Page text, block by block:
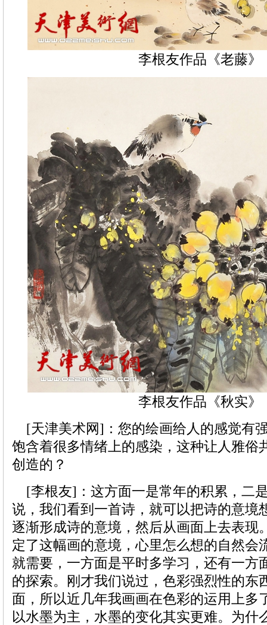
李根友作品《老藤》
李根友作品《秋实》
[天津美术网]：您的绘画给人的感觉有
饱含着很多情绪上的感染，这种让人雅俗
创造的？
[李根友]：这方面一是常年的积累，二
说，我们看到一首诗，就可以把诗的意境
逐渐形成诗的意境，然后从画面上去表现
定了这幅画的意境，心里怎么想的自然会
就需要，一方面是平时多学习，还有一方
的探索。刚才我们说过，色彩强烈性的东
面，所以近几年我画画在色彩的运用上多
以水墨为主，水墨的变化其实更难。为什